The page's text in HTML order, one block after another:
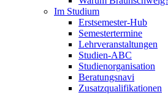
Im Studium
Erstsemester-Hub
Semestertermine
Lehrveranstaltungen
Studien-ABC
Studienorganisation
Beratungsnavi
Zusatzqualifikationen